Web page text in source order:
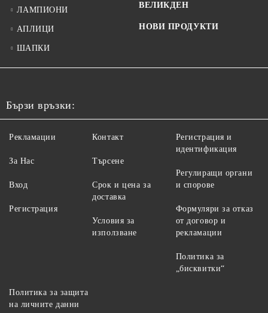
ЛАМПИОНИ
АПЛИЦИ
ШАПКИ
ВЕЛИКДЕН
НОВИ ПРОДУКТИ
Бързи връзки:
Рекламации
За Нас
Вход
Регистрация
Контакт
Търсене
Срок и цена за
доставка
Условия за
използване
Регистрация и
идентификация
Регулиращи органи
и спорове
Формуляри за отказ
от договор и
рекламации
Политика за
„бисквитки“
Политика за защита
на личните данни